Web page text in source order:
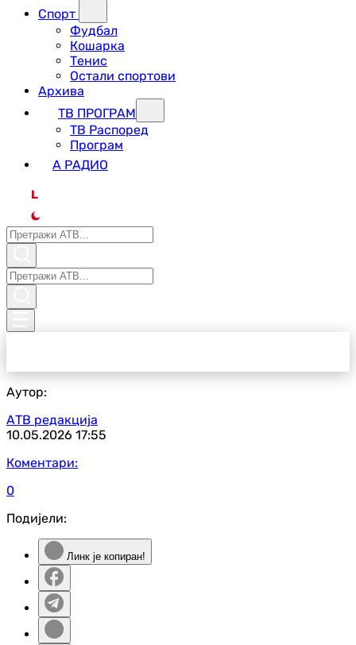
Спорт
Фудбал
Кошарка
Тенис
Остали спортови
Архива
ТВ ПРОГРАМ
ТВ Распоред
Програм
А РАДИО
L
Аутор:
АТВ редакција
10.05.2026 17:55
Коментари:
0
Подијели:
Линк је копиран!